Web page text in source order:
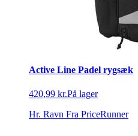
Active Line Padel rygsæk
420,99 kr.På lager
Hr. Ravn Fra PriceRunner